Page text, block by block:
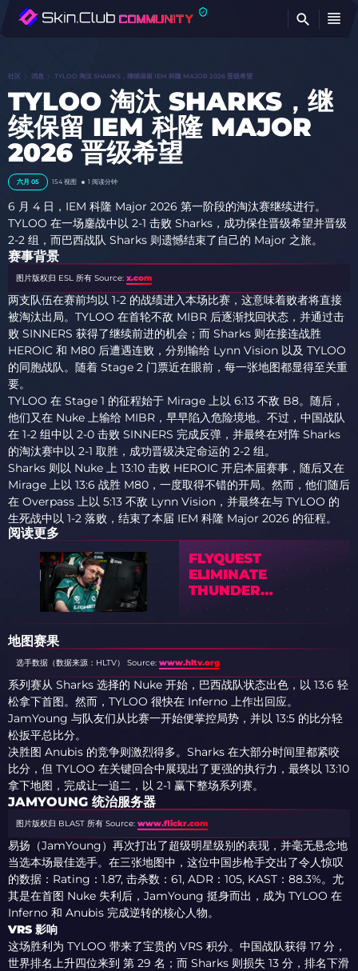
社区 消息 TYLOO 淘汰 SHARKS，继续保留 IEM 科隆 MAJOR 2026 晋级希望
TYLOO 淘汰 SHARKS，继
续保留 IEM 科隆 MAJOR
2026 晋级希望
六月 05 154 视图 1 阅读分钟
6 月 4 日，IEM 科隆 Major 2026 第一阶段的淘汰赛继续进行。
TYLOO 在一场鏖战中以 2-1 击败 Sharks，成功保住晋级希望并晋级
2-2 组，而巴西战队 Sharks 则遗憾结束了自己的 Major 之旅。
赛事背景
图片版权归 ESL 所有 Source: x.com
两支队伍在赛前均以 1-2 的战绩进入本场比赛，这意味着败者将直接
被淘汰出局。TYLOO 在首轮不敌 MIBR 后逐渐找回状态，并通过击
败 SINNERS 获得了继续前进的机会；而 Sharks 则在接连战胜
HEROIC 和 M80 后遭遇连败，分别输给 Lynn Vision 以及 TYLOO
的同胞战队。随着 Stage 2 门票近在眼前，每一张地图都显得至关重
要。
TYLOO 在 Stage 1 的征程始于 Mirage 上以 6:13 不敌 B8。随后，
他们又在 Nuke 上输给 MIBR，早早陷入危险境地。不过，中国战队
在 1-2 组中以 2-0 击败 SINNERS 完成反弹，并最终在对阵 Sharks
的淘汰赛中以 2-1 取胜，成功晋级决定命运的 2-2 组。
Sharks 则以 Nuke 上 13:10 击败 HEROIC 开启本届赛事，随后又在
Mirage 上以 13:6 战胜 M80，一度取得不错的开局。然而，他们随后
在 Overpass 上以 5:13 不敌 Lynn Vision，并最终在与 TYLOO 的
生死战中以 1-2 落败，结束了本届 IEM 科隆 Major 2026 的征程。
阅读更多
FLYQUEST
ELIMINATE
THUNDER
DOWNUNDER AND
STAY ALIVE AT IEM
2026
地图赛果
选手数据（数据来源：HLTV） Source: www.hltv.org
系列赛从 Sharks 选择的 Nuke 开始，巴西战队状态出色，以 13:6 轻
松拿下首图。然而，TYLOO 很快在 Inferno 上作出回应。
JamYoung 与队友们从比赛一开始便掌控局势，并以 13:5 的比分轻
松扳平总比分。
决胜图 Anubis 的竞争则激烈得多。Sharks 在大部分时间里都紧咬
比分，但 TYLOO 在关键回合中展现出了更强的执行力，最终以 13:10
拿下地图，完成让一追二，以 2-1 赢下整场系列赛。
JAMYOUNG 统治服务器
图片版权归 BLAST 所有 Source: www.flickr.com
易扬（JamYoung）再次打出了超级明星级别的表现，并毫无悬念地
当选本场最佳选手。在三张地图中，这位中国步枪手交出了令人惊叹
的数据：Rating：1.87, 击杀数：61, ADR：105, KAST：88.3%。尤
其是在首图 Nuke 失利后，JamYoung 挺身而出，成为 TYLOO 在
Inferno 和 Anubis 完成逆转的核心人物。
VRS 影响
这场胜利为 TYLOO 带来了宝贵的 VRS 积分。中国战队获得 17 分，
世界排名上升四位来到 第 29 名；而 Sharks 则损失 13 分，排名下滑